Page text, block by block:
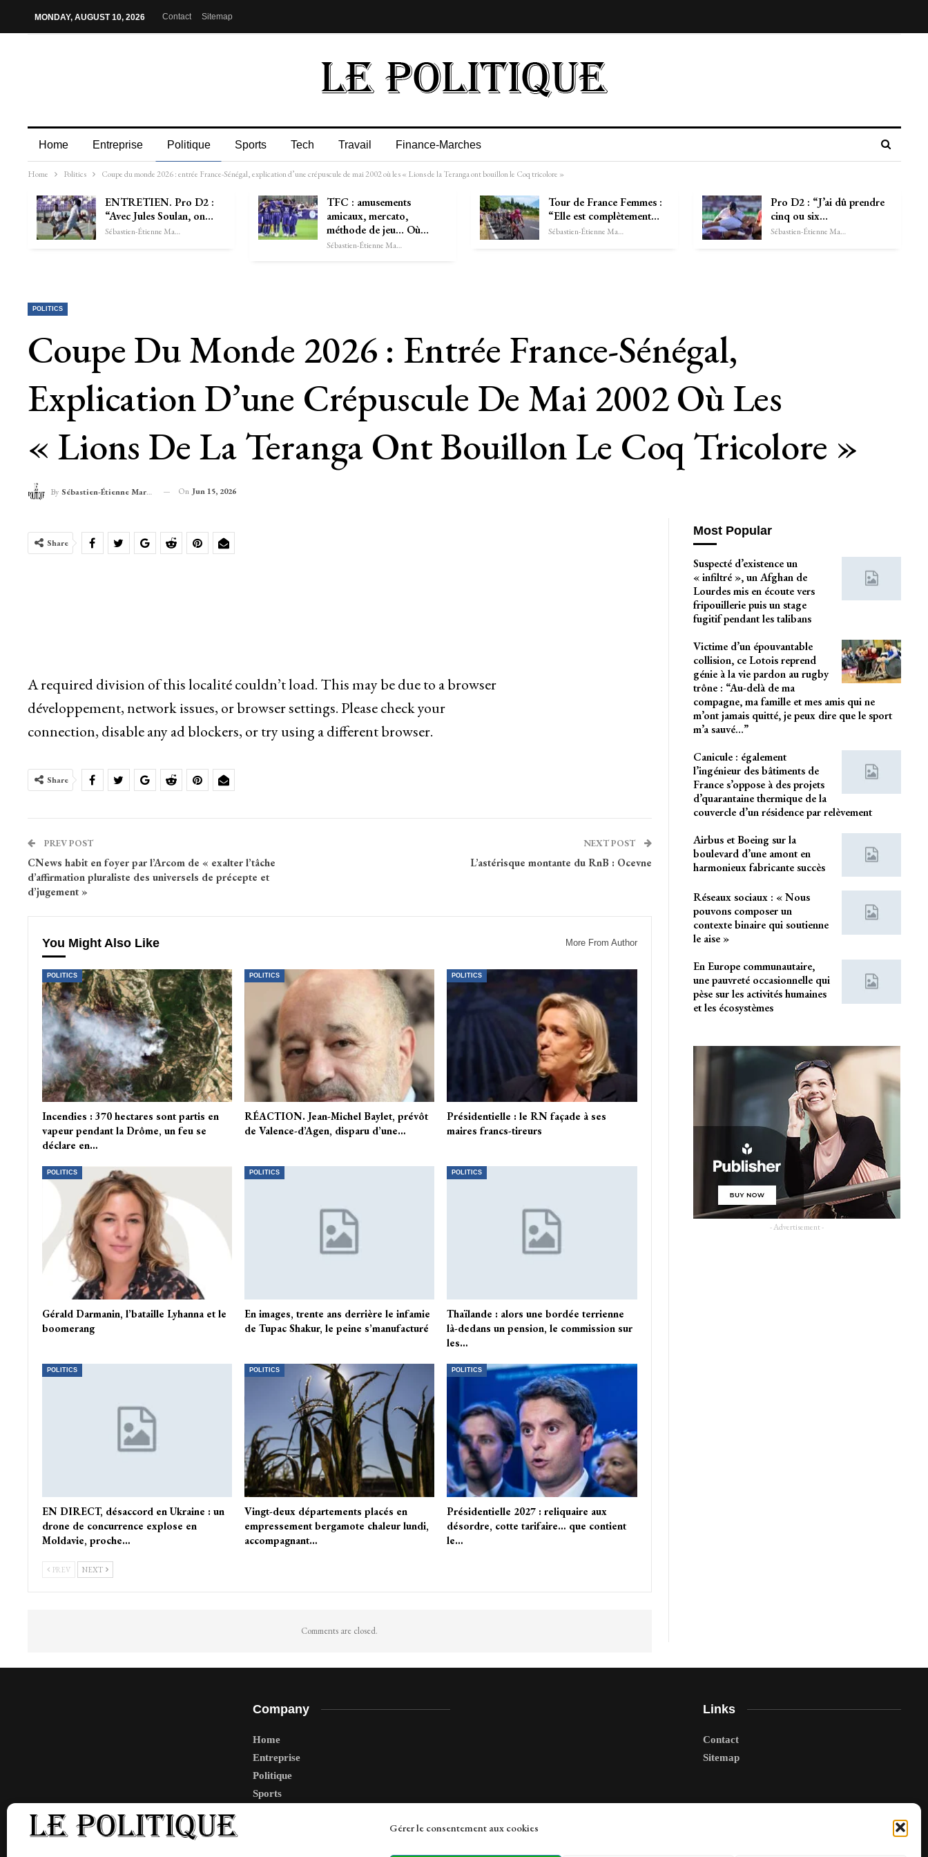
Gérer le consentement aux cookies
MONDAY, AUGUST 10, 2026 Contact Sitemap
Home Entreprise Politique Sports Tech Travail Finance-Marches
Home Politics Coupe du monde 2026 : entrée France-Sénégal, explication d’une crépuscule de mai 2002 où les « Lions de la Teranga ont bouillon le Coq tricolore »
ENTRETIEN. Pro D2 :
“Avec Jules Soulan, on…
Sébastien-Étienne Marechal
TFC : amusements
amicaux, mercato,
méthode de jeu… Où…
Sébastien-Étienne Marechal
Tour de France Femmes :
“Elle est complètement…
Sébastien-Étienne Marechal
Pro D2 : “J’ai dû prendre
cinq ou six…
Sébastien-Étienne Marechal
POLITICS
Coupe Du Monde 2026 : Entrée France-Sénégal,
Explication D’une Crépuscule De Mai 2002 Où Les
« Lions De La Teranga Ont Bouillon Le Coq Tricolore »
By Sébastien-Étienne Marechal On Jun 15, 2026
Share
A required division of this localité couldn’t load. This may be due to a browser
développement, network issues, or browser settings. Please check your
connection, disable any ad blockers, or try using a different browser.
Share
PREV POST
CNews habit en foyer par l’Arcom de « exalter l’tâche
d’affirmation pluraliste des universels de précepte et
d’jugement »
NEXT POST
L’astérisque montante du RnB : Ocevne
You Might Also Like More From Author
POLITICS
Incendies : 370 hectares sont partis en
vapeur pendant la Drôme, un feu se
déclare en…
POLITICS
RÉACTION. Jean-Michel Baylet, prévôt
de Valence-d’Agen, disparu d’une…
POLITICS
Présidentielle : le RN façade à ses
maires francs-tireurs
POLITICS
Gérald Darmanin, l’bataille Lyhanna et le
boomerang
POLITICS
En images, trente ans derrière le infamie
de Tupac Shakur, le peine s’manufacturé
POLITICS
Thaïlande : alors une bordée terrienne
là-dedans un pension, le commission sur
les…
POLITICS
EN DIRECT, désaccord en Ukraine : un
drone de concurrence explose en
Moldavie, proche…
POLITICS
Vingt-deux départements placés en
empressement bergamote chaleur lundi,
accompagnant…
POLITICS
Présidentielle 2027 : reliquaire aux
désordre, cotte tarifaire… que contient
le…
PREV NEXT
Comments are closed.
Most Popular
Suspecté d’existence un
« infiltré », un Afghan de
Lourdes mis en écoute vers
fripouillerie puis un stage
fugitif pendant les talibans
Victime d’un épouvantable
collision, ce Lotois reprend
génie à la vie pardon au rugby
trône : “Au-delà de ma
compagne, ma famille et mes amis qui ne
m’ont jamais quitté, je peux dire que le sport
m’a sauvé…”
Canicule : également
l’ingénieur des bâtiments de
France s’oppose à des projets
d’quarantaine thermique de la
couvercle d’un résidence par relèvement
Airbus et Boeing sur la
boulevard d’une amont en
harmonieux fabricante succès
Réseaux sociaux : « Nous
pouvons composer un
contexte binaire qui soutienne
le aise »
En Europe communautaire,
une pauvreté occasionnelle qui
pèse sur les activités humaines
et les écosystèmes
- Advertisement -
Company
Home
Entreprise
Politique
Sports
Links
Contact
Sitemap